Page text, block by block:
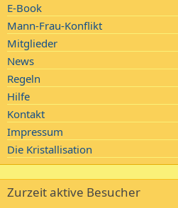
E-Book
Mann-Frau-Konflikt
Mitglieder
News
Regeln
Hilfe
Kontakt
Impressum
Die Kristallisation
Zurzeit aktive Besucher